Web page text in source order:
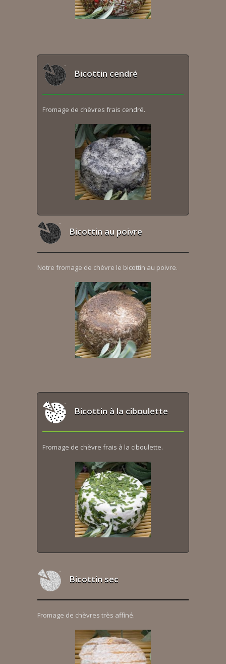
Bicottin cendré
Fromage de chèvres frais cendré.
Bicottin au poivre
Notre fromage de chèvre le bicottin au poivre.
Bicottin à la ciboulette
Fromage de chèvre frais à la ciboulette.
Bicottin sec
Fromage de chèvres très affiné.